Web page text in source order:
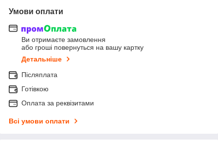
Умови оплати
Ви отримаєте замовлення
або гроші повернуться на вашу картку
Детальніше
Післяплата
Готівкою
Оплата за реквізитами
Всі умови оплати